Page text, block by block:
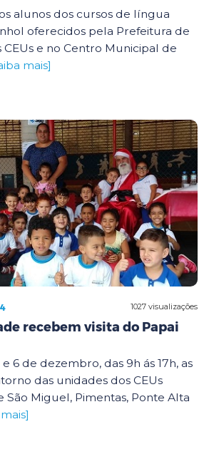
alunos dos cursos de língua
oferecidos pela Prefeitura de
CEUs e no Centro Municipal de
mais]
1027 visualizações
recebem visita do Papai
6 de dezembro, das 9h ás 17h, as
das unidades dos CEUs
São Miguel, Pimentas, Ponte Alta